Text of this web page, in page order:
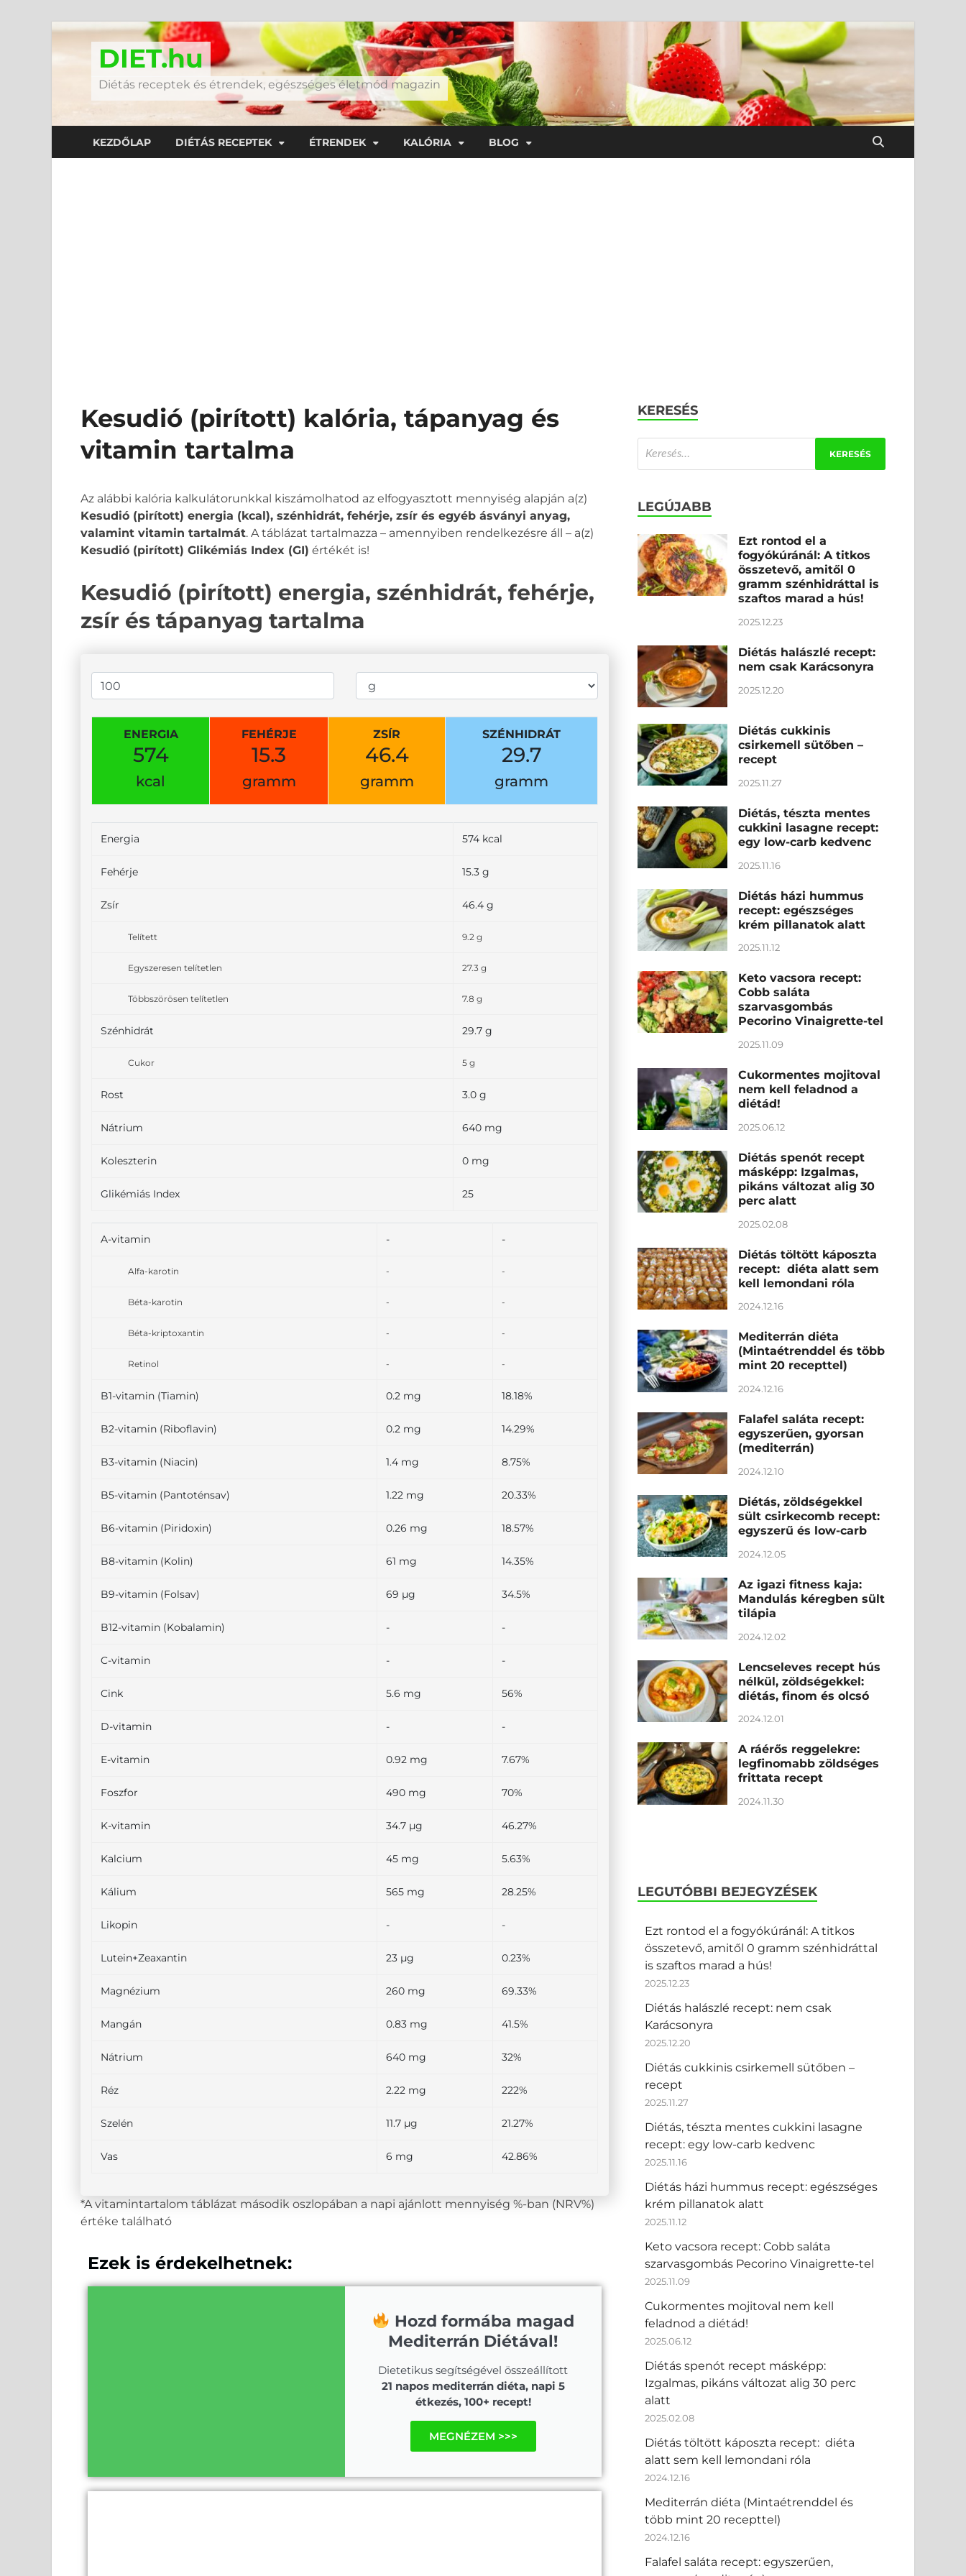
DIET.hu
Diétás receptek és étrendek, egészséges életmód magazin
KEZDŐLAP DIÉTÁS RECEPTEK ÉTRENDEK KALÓRIA BLOG
Kesudió (pirított) kalória, tápanyag és
vitamin tartalma
Az alábbi kalória kalkulátorunkkal kiszámolhatod az elfogyasztott mennyiség alapján a(z)
Kesudió (pirított) energia (kcal), szénhidrát, fehérje, zsír és egyéb ásványi anyag,
valamint vitamin tartalmát. A táblázat tartalmazza – amennyiben rendelkezésre áll – a(z)
Kesudió (pirított) Glikémiás Index (GI) értékét is!
Kesudió (pirított) energia, szénhidrát, fehérje,
zsír és tápanyag tartalma
ENERGIA
574
kcal
FEHÉRJE
15.3
gramm
ZSÍR
46.4
gramm
SZÉNHIDRÁT
29.7
gramm
Energia 574 kcal
Fehérje 15.3 g
Zsír 46.4 g
Telített 9.2 g
Egyszeresen telítetlen 27.3 g
Többszörösen telítetlen 7.8 g
Szénhidrát 29.7 g
Cukor 5 g
Rost 3.0 g
Nátrium 640 mg
Koleszterin 0 mg
Glikémiás Index 25
A-vitamin - -
Alfa-karotin - -
Béta-karotin - -
Béta-kriptoxantin - -
Retinol - -
B1-vitamin (Tiamin) 0.2 mg 18.18%
B2-vitamin (Riboflavin) 0.2 mg 14.29%
B3-vitamin (Niacin) 1.4 mg 8.75%
B5-vitamin (Pantoténsav) 1.22 mg 20.33%
B6-vitamin (Piridoxin) 0.26 mg 18.57%
B8-vitamin (Kolin) 61 mg 14.35%
B9-vitamin (Folsav) 69 µg 34.5%
B12-vitamin (Kobalamin) - -
C-vitamin - -
Cink 5.6 mg 56%
D-vitamin - -
E-vitamin 0.92 mg 7.67%
Foszfor 490 mg 70%
K-vitamin 34.7 µg 46.27%
Kalcium 45 mg 5.63%
Kálium 565 mg 28.25%
Likopin - -
Lutein+Zeaxantin 23 µg 0.23%
Magnézium 260 mg 69.33%
Mangán 0.83 mg 41.5%
Nátrium 640 mg 32%
Réz 2.22 mg 222%
Szelén 11.7 µg 21.27%
Vas 6 mg 42.86%
*A vitamintartalom táblázat második oszlopában a napi ajánlott mennyiség %-ban (NRV%)
értéke található
Ezek is érdekelhetnek:
Hozd formába magad
Mediterrán Diétával!
Dietetikus segítségével összeállított
21 napos mediterrán diéta, napi 5
étkezés, 100+ recept!
MEGNÉZEM >>>
KERESÉS
LEGÚJABB
Ezt rontod el a
fogyókúránál: A titkos
összetevő, amitől 0
gramm szénhidráttal is
szaftos marad a hús!
2025.12.23
Diétás halászlé recept:
nem csak Karácsonyra
2025.12.20
Diétás cukkinis
csirkemell sütőben –
recept
2025.11.27
Diétás, tészta mentes
cukkini lasagne recept:
egy low-carb kedvenc
2025.11.16
Diétás házi hummus
recept: egészséges
krém pillanatok alatt
2025.11.12
Keto vacsora recept:
Cobb saláta
szarvasgombás
Pecorino Vinaigrette-tel
2025.11.09
Cukormentes mojitoval
nem kell feladnod a
diétád!
2025.06.12
Diétás spenót recept
másképp: Izgalmas,
pikáns változat alig 30
perc alatt
2025.02.08
Diétás töltött káposzta
recept: diéta alatt sem
kell lemondani róla
2024.12.16
Mediterrán diéta
(Mintaétrenddel és több
mint 20 recepttel)
2024.12.16
Falafel saláta recept:
egyszerűen, gyorsan
(mediterrán)
2024.12.10
Diétás, zöldségekkel
sült csirkecomb recept:
egyszerű és low-carb
2024.12.05
Az igazi fitness kaja:
Mandulás kéregben sült
tilápia
2024.12.02
Lencseleves recept hús
nélkül, zöldségekkel:
diétás, finom és olcsó
2024.12.01
A ráérős reggelekre:
legfinomabb zöldséges
frittata recept
2024.11.30
LEGUTÓBBI BEJEGYZÉSEK
Ezt rontod el a fogyókúránál: A titkos
összetevő, amitől 0 gramm szénhidráttal
is szaftos marad a hús!
2025.12.23
Diétás halászlé recept: nem csak
Karácsonyra
2025.12.20
Diétás cukkinis csirkemell sütőben –
recept
2025.11.27
Diétás, tészta mentes cukkini lasagne
recept: egy low-carb kedvenc
2025.11.16
Diétás házi hummus recept: egészséges
krém pillanatok alatt
2025.11.12
Keto vacsora recept: Cobb saláta
szarvasgombás Pecorino Vinaigrette-tel
2025.11.09
Cukormentes mojitoval nem kell
feladnod a diétád!
2025.06.12
Diétás spenót recept másképp:
Izgalmas, pikáns változat alig 30 perc
alatt
2025.02.08
Diétás töltött káposzta recept: diéta
alatt sem kell lemondani róla
2024.12.16
Mediterrán diéta (Mintaétrenddel és
több mint 20 recepttel)
2024.12.16
Falafel saláta recept: egyszerűen,